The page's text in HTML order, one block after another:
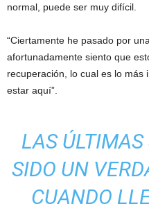
normal, puede ser muy difícil.
“Ciertamente he pasado por
afortunadamente siento que
recuperación, lo cual es lo más
estar aquí”.
LAS
SIDO UN
CUANDO